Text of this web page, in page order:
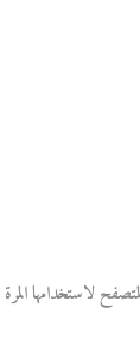
لاستخدامها المرة